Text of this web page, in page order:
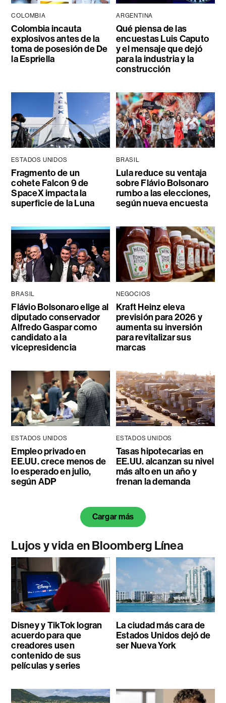
COLOMBIA
Colombia incauta
explosivos antes de la
toma de posesión de De
la Espriella
ARGENTINA
Qué piensa de las
encuestas Luis Caputo
y el mensaje que dejó
para la industria y la
construcción
ESTADOS UNIDOS
Fragmento de un
cohete Falcon 9 de
SpaceX impacta la
superficie de la Luna
BRASIL
Lula reduce su ventaja
sobre Flávio Bolsonaro
rumbo a las elecciones,
según nueva encuesta
BRASIL
Flávio Bolsonaro elige al
diputado conservador
Alfredo Gaspar como
candidato a la
vicepresidencia
NEGOCIOS
Kraft Heinz eleva
previsión para 2026 y
aumenta su inversión
para revitalizar sus
marcas
ESTADOS UNIDOS
Empleo privado en
EE.UU. crece menos de
lo esperado en julio,
según ADP
ESTADOS UNIDOS
Tasas hipotecarias en
EE.UU. alcanzan su nivel
más alto en un año y
frenan la demanda
Cargar más
Lujos y vida en Bloomberg Línea
Disney y TikTok logran
acuerdo para que
creadores usen
contenido de sus
películas y series
La ciudad más cara de
Estados Unidos dejó de
ser Nueva York